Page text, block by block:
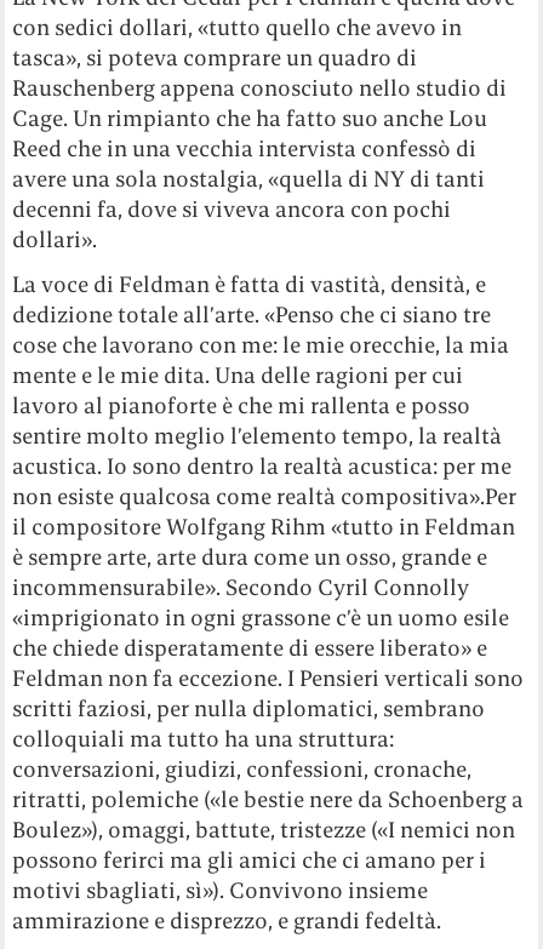
con sedici dollari, «tutto quello che avevo in
tasca», si poteva comprare un quadro di
Rauschenberg appena conosciuto nello studio di
Cage. Un rimpianto che ha fatto suo anche Lou
Reed che in una vecchia intervista confessò di
avere una sola nostalgia, «quella di NY di tanti
decenni fa, dove si viveva ancora con pochi
dollari».
La voce di Feldman è fatta di vastità, densità, e
dedizione totale all’arte. «Penso che ci siano tre
cose che lavorano con me: le mie orecchie, la mia
mente e le mie dita. Una delle ragioni per cui
lavoro al pianoforte è che mi rallenta e posso
sentire molto meglio l’elemento tempo, la realtà
acustica. Io sono dentro la realtà acustica: per me
non esiste qualcosa come realtà compositiva».Per
il compositore Wolfgang Rihm «tutto in Feldman
è sempre arte, arte dura come un osso, grande e
incommensurabile». Secondo Cyril Connolly
«imprigionato in ogni grassone c’è un uomo esile
che chiede disperatamente di essere liberato» e
Feldman non fa eccezione. I Pensieri verticali sono
scritti faziosi, per nulla diplomatici, sembrano
colloquiali ma tutto ha una struttura:
conversazioni, giudizi, confessioni, cronache,
ritratti, polemiche («le bestie nere da Schoenberg a
Boulez»), omaggi, battute, tristezze («I nemici non
possono ferirci ma gli amici che ci amano per i
motivi sbagliati, sì»). Convivono insieme
ammirazione e disprezzo, e grandi fedeltà.